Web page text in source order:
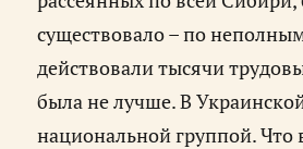
существовало – по
действовали тысячи
была не лучше. В
национальной группой. Что